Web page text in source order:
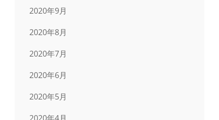
2020年9月
2020年8月
2020年7月
2020年6月
2020年5月
2020年4月